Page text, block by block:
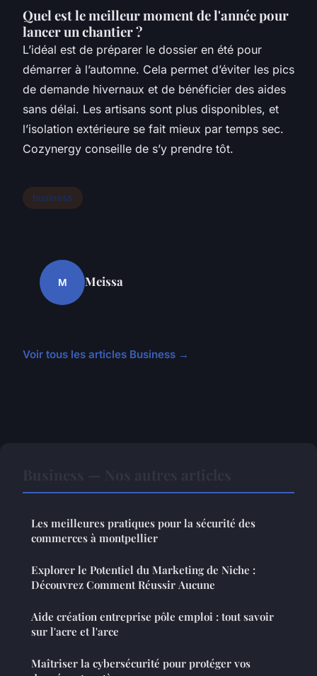
Quel est le meilleur moment de l'année pour
lancer un chantier ?
L’idéal est de préparer le dossier en été pour
démarrer à l’automne. Cela permet d’éviter les pics
de demande hivernaux et de bénéficier des aides
sans délai. Les artisans sont plus disponibles, et
l’isolation extérieure se fait mieux par temps sec.
Cozynergy conseille de s’y prendre tôt.
business
M Meissa
Voir tous les articles Business →
Les meilleures pratiques pour la sécurité des
commerces à montpellier
Explorer le Potentiel du Marketing de Niche :
Découvrez Comment Réussir Aucune
Aide création entreprise pôle emploi : tout savoir
sur l'acre et l'arce
Maîtriser la cybersécurité pour protéger vos